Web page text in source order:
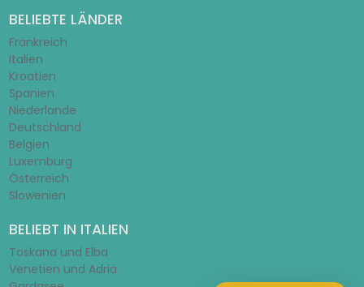
BELIEBTE LÄNDER
Frankreich
Italien
Kroatien
Spanien
Niederlande
Deutschland
Belgien
Luxemburg
Österreich
Slowenien
BELIEBT IN ITALIEN
Toskana und Elba
Venetien und Adria